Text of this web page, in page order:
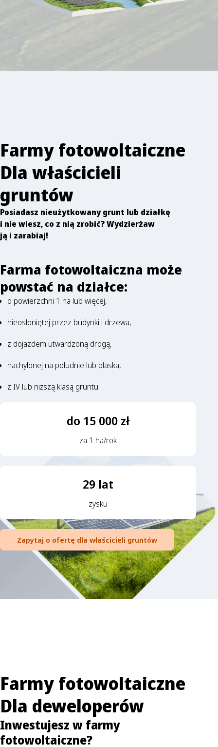
Farmy fotowoltaiczne
Dla właścicieli
gruntów
Posiadasz nieużytkowany grunt lub działkę
i nie wiesz, co z nią zrobić? Wydzierżaw
ją i zarabiaj!
Farma fotowoltaiczna może
powstać na działce:
o powierzchni 1 ha lub więcej,
nieosłoniętej przez budynki i drzewa,
z dojazdem utwardzoną drogą,
nachylonej na południe lub płaska,
z IV lub niższą klasą gruntu.
do 15 000 zł
za 1 ha/rok
29 lat
zysku
Zapytaj o ofertę dla właścicieli gruntów
Farmy fotowoltaiczne
Dla deweloperów
Inwestujesz w farmy
fotowoltaiczne?